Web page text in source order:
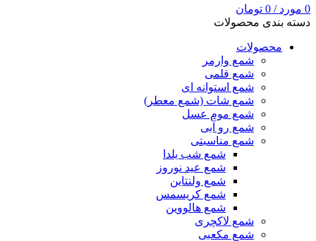
0 مورد /
0 تومان
دسته بندی محصولات
محصولات
شمع وارمر
شمع قلمی
شمع استوانه ای
شمع شات (شمع معطر)
شمع موم عسل
شمع رو آبی
شمع مناسبتی
شمع شب یلدا
شمع عید نوروز
شمع ولنتاین
شمع کریسمس
شمع هالووین
شمع لاکچری
شمع مکعبی